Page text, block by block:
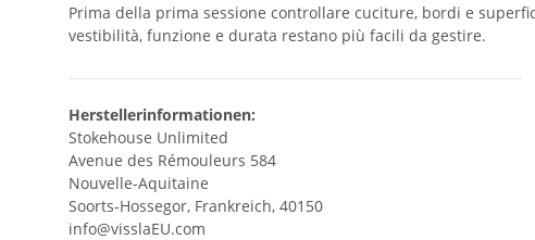
Prima della prima sessione controllare cuciture, bordi e
vestibilità, funzione e durata restano più facili da gestire.
Herstellerinformationen:
Stokehouse Unlimited
Avenue des Rémouleurs 584
Nouvelle-Aquitaine
Soorts-Hossegor, Frankreich, 40150
info@visslaEU.com